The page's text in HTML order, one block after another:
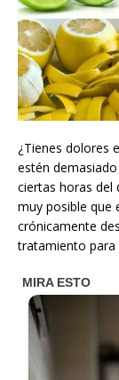
¿Tienes dolores
estén
ciertas horas del
muy posible que
crónicamente
tratamiento para